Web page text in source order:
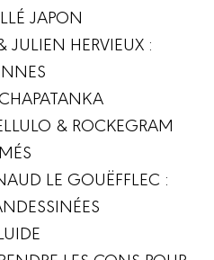
JAPON
JULIEN HERVIEUX :
& ROCKEGRAM
LE GOUËFFLEC :